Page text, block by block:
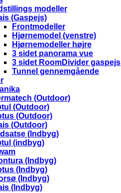
modeller
(Gaspejs)
Frontmodeller
Hjørnemodel (venstre)
Hjørnemodeller højre
3 sidet panorama vue
3 sidet RoomDivider gaspejs
Tunnel gennemgående
(Outdoor)
(Outdoor)
(Outdoor)
(Outdoor)
(Indbyg)
(indbyg)
(Indbyg)
(Indbyg)
(Indbyg)
(Indbyg)